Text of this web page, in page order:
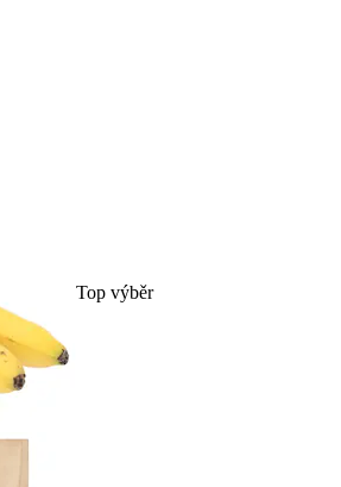
Top výběr